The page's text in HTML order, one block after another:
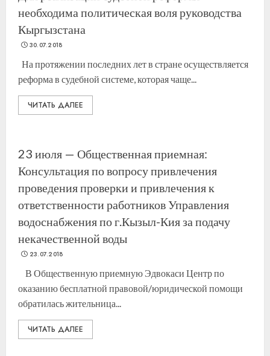
необходима политическая воля руководства
Кыргызстана
30.07.2018
На протяжении последних лет в стране осуществляется
реформа в судебной системе, которая чаще...
ЧИТАТЬ ДАЛЕЕ
23 июля — Общественная приемная:
Консультация по вопросу привлечения
проведения проверки и привлечения к
ответственности работников Управления
водоснабжения по г.Кызыл-Кия за подачу
некачественной воды
23.07.2018
В Общественную приемную Эдвокаси Центр по
оказанию бесплатной правовой/юридической помощи
обратилась жительница...
ЧИТАТЬ ДАЛЕЕ